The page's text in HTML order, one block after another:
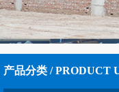
产品分类 / PRODUCT